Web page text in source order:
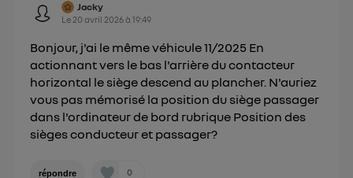
Jacky
Le 20 avril 2026à19:49
Bonjour, j'ai le même véhicule 11/2025 En
actionnant vers le bas l'arrière du contacteur
horizontal le siège descend au plancher. N'auriez
vous pas mémorisé la position du siège passager
dans l'ordinateur de bord rubrique Position des
sièges conducteur et passager?
répondre 0